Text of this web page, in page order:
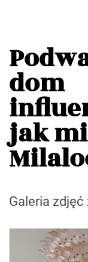
dom
jak
Galeria zdjęć